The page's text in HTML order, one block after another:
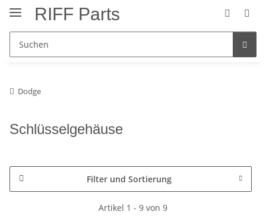
RIFF Parts
Dodge
Schlüsselgehäuse
Filter und Sortierung
Artikel 1 - 9 von 9